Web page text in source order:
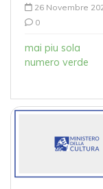
26 Novembre
0
mai piu sola
numero verde